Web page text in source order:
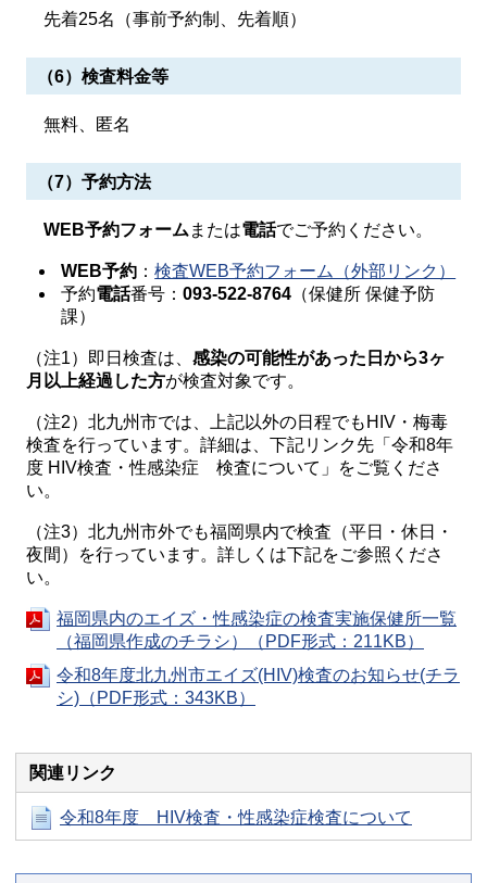
先着25名（事前予約制、先着順）
（6）検査料金等
無料、匿名
（7）予約方法
WEB予約フォーム または電話でご予約ください。
WEB予約 ：検査WEB予約フォーム（外部リンク）
予約電話番号：093-522-8764 （保健所 保健予防
課）
（注1）即日検査は、 感染の可能性があった日から3ヶ
月以上経過した方が検査対象です。
（注2）北九州市では、上記以外の日程でもHIV・梅毒
検査を行っています。詳細は、下記リンク先「令和8年
度 HIV検査・性感染症 検査について」をご覧くださ
い。
（注3）北九州市外でも福岡県内で検査（平日・休日・
夜間）を行っています。詳しくは下記をご参照くださ
い。
福岡県内のエイズ・性感染症の検査実施保健所一覧
（福岡県作成のチラシ）（PDF形式：211KB）
令和8年度北九州市エイズ(HIV)検査のお知らせ(チラ
シ)（PDF形式：343KB）
関連リンク
令和8年度 HIV検査・性感染症検査について